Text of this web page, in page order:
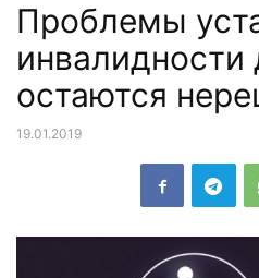
Проблемы
инвалидности
остаются
19.01.2019